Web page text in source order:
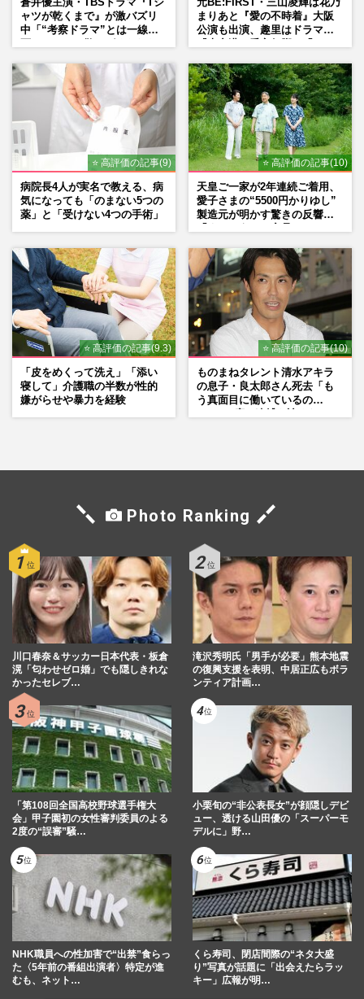
蒼井優主演・TBSドラマ『Tシ
ャツが乾くまで』が激バズリ
中「“考察ドラマ”とは一線を
元BE:FIRST・三山凌輝は花乃
まりあと『愛の不時着』大阪
公演も出演、趣里はドラマ
⭐ 高評価の記事(9)
病院長4人が実名で教える、病
気になっても「のまない5つの
薬」と「受けない4つの手術」
⭐ 高評価の記事(10)
天皇ご一家が2年連続ご着用、
愛子さまの“5500円かりゆし”
製造元が明かす驚きの反響
⭐ 高評価の記事(9.3)
「皮をめくって洗え」「添い
寝して」介護職の半数が性的
嫌がらせや暴力を経験
⭐ 高評価の記事(10)
ものまねタレント清水アキラ
の息子・良太郎さん死去「も
う真面目に働いているの
Photo Ranking
川口春奈＆サッカー日本代表・板倉
滉「匂わせゼロ婚」でも隠しきれな
かったセレブ…
滝沢秀明氏「男手が必要」熊本地震
の復興支援を表明、中居正広もボラ
ンティア計画…
「第108回全国高校野球選手権大
会」甲子園初の女性審判委員のよる
2度の“誤審”騒…
小栗旬の“非公表長女”が顔隠しデビ
ュー、透ける山田優の「スーパーモ
デルに」野…
NHK職員への性加害で“出禁”食らっ
た〈5年前の番組出演者〉特定が進
むも、ネット…
くら寿司、閉店間際の“ネタ大盛
り”写真が話題に「出会えたらラッ
キー」広報が明…